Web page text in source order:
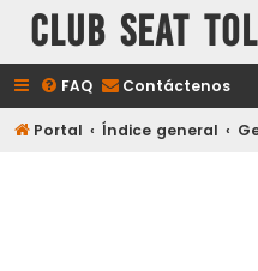
Club Seat
FAQ Contáctenos
Portal Índice general